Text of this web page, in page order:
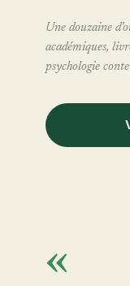
Une douzaine
académiques,
psychologie
«